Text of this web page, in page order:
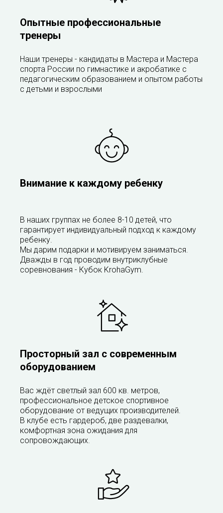
Опытные профессиональные
тренеры
Наши тренеры - кандидаты в Мастера и Мастера
спорта России по гимнастике и акробатике с
педагогическим образованием и опытом работы
с детьми и взрослыми
Внимание к каждому ребенку
В наших группах не более 8-10 детей, что
гарантирует индивидуальный подход к каждому
ребенку.
Мы дарим подарки и мотивируем заниматься.
Дважды в год проводим внутриклубные
соревнования - Кубок KrohaGym.
Просторный зал с современным
оборудованием
Вас ждёт светлый зал 600 кв. метров,
профессиональное детское спортивное
оборудование от ведущих производителей.
В клубе есть гардероб, две раздевалки,
комфортная зона ожидания для
сопровождающих.